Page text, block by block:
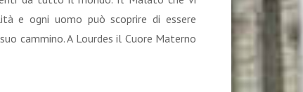
e ogni uomo può scoprire di essere
cammino. A Lourdes il Cuore Materno